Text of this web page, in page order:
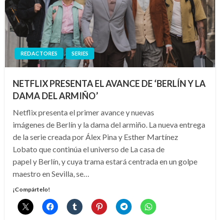
REDACTORES SERIES
NETFLIX PRESENTA EL AVANCE DE ‘BERLÍN Y LA
DAMA DEL ARMIÑO’
Netflix presenta el primer avance y nuevas
imágenes de Berlín y la dama del armiño. La nueva entrega
de la serie creada por Álex Pina y Esther Martínez
Lobato que continúa el universo de La casa de
papel y Berlín, y cuya trama estará centrada en un golpe
maestro en Sevilla, se…
¡Compártelo!